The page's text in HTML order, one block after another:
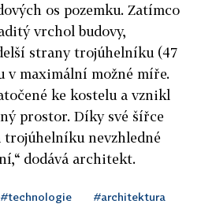
os pozemku. Zatímco
vrchol budovy,
strany trojúhelníku (47
v maximální možné míře.
ke kostelu a vznikl
prostor. Díky své šířce
nevzhledné
dodává architekt.
#technologie #architektura